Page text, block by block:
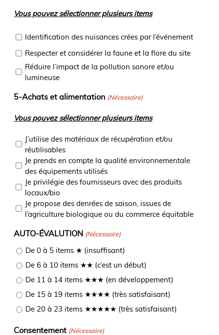
Vous pouvez sélectionner plusieurs items
Identification des nuisances crées par l’événement
Respecter et considérer la faune et la flore du site
Réduire l’impact de la pollution sonore et/ou
lumineuse
5-Achats et alimentation (Nécessaire)
Vous pouvez sélectionner plusieurs items
J’utilise des matériaux de récupération et/ou
réutilisables
Je prends en compte la qualité environnementale
des équipements utilisés
Je privilégie des fournisseurs avec des produits
locaux/bio
Je propose des denrées de saison, issues de
l’agriculture biologique ou du commerce équitable
AUTO-ÉVALUTION (Nécessaire)
De 0 à 5 items ★ (insuffisant)
De 6 à 10 items ★★ (c’est un début)
De 11 à 14 items ★★★ (en développement)
De 15 à 19 items ★★★★ (très satisfaisant)
De 20 à 23 items ★★★★★ (très satisfaisant)
Consentement (Nécessaire)